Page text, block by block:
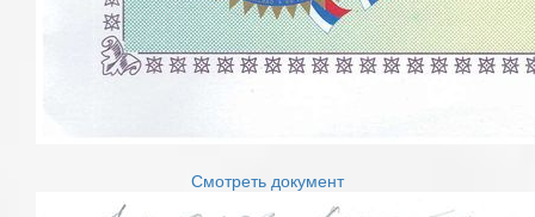
Смотреть документ